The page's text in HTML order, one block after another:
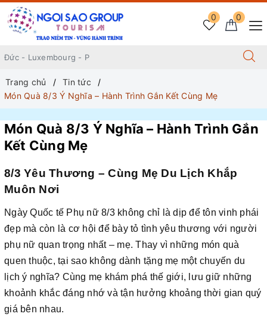
0
0
Trang chủ
Tin tức
Món Quà 8/3 Ý Nghĩa – Hành Trình Gắn Kết Cùng Mẹ
Món Quà 8/3 Ý Nghĩa – Hành Trình Gắn
Kết Cùng Mẹ
8/3 Yêu Thương – Cùng Mẹ Du Lịch Khắp
Muôn Nơi
Ngày Quốc tế Phụ nữ 8/3 không chỉ là dịp để tôn vinh phái
đẹp mà còn là cơ hội để bày tỏ tình yêu thương với người
phụ nữ quan trọng nhất – mẹ. Thay vì những món quà
quen thuộc, tại sao không dành tặng mẹ một chuyến du
lịch ý nghĩa? Cùng mẹ khám phá thế giới, lưu giữ những
khoảnh khắc đáng nhớ và tận hưởng khoảng thời gian quý
giá bên nhau.